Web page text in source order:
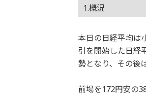
1.概況
本日の日経平均は
引を開始した日経
勢となり、その後
前場を172円安の